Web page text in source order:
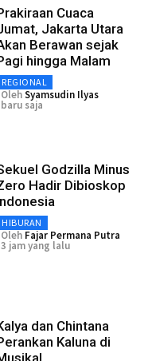
Cuaca
Jakarta Utara
Berawan sejak
hingga Malam
REGIONAL
OlehSyamsudin Ilyas
baru saja
Godzilla Minus
Hadir Dibioskop
HIBURAN
Oleh Fajar Permana Putra
3 jam yang lalu
dan Chintana
Kaluna di